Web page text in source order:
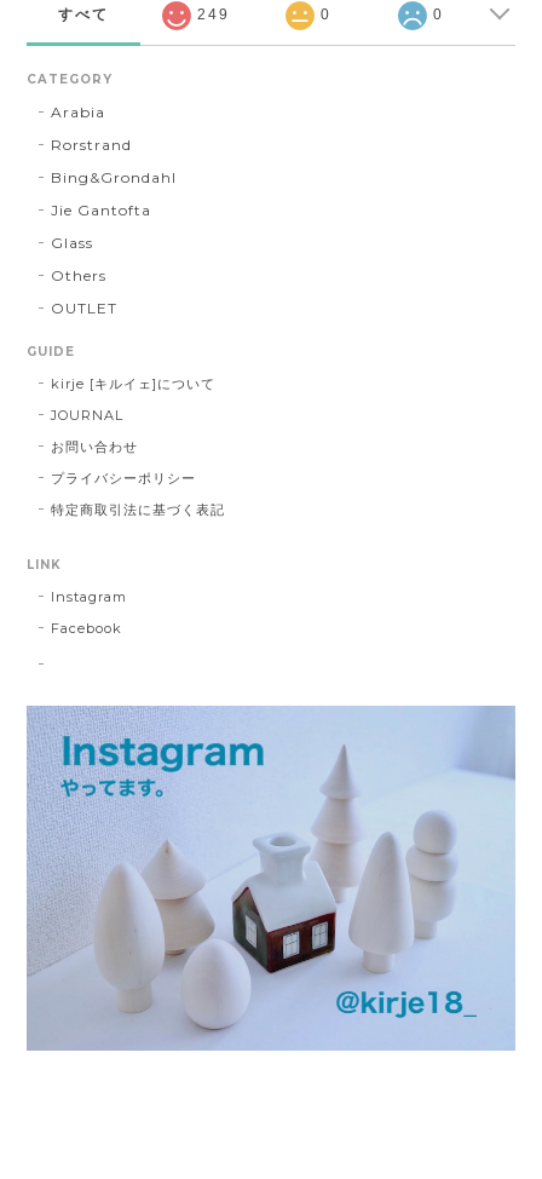
すべて 249 0 0
CATEGORY
Arabia
Rorstrand
Bing&Grondahl
Jie Gantofta
Glass
Others
OUTLET
GUIDE
kirje [キルイェ]について
JOURNAL
お問い合わせ
プライバシーポリシー
特定商取引法に基づく表記
LINK
Instagram
Facebook